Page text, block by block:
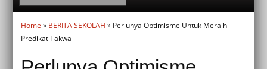
Home » BERITA SEKOLAH » Perlunya Optimisme Untuk Meraih
Predikat Takwa